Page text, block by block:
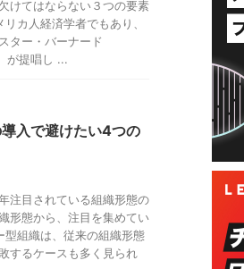
けてはならない３つの要素
カ人経済学者でもあり、
ター・バーナード
が提唱し ...
入で避けたい4つの
注目されている組織形態の
形態から、注目を集めてい
組織は、従来の組織形態
するケースも多く見られ